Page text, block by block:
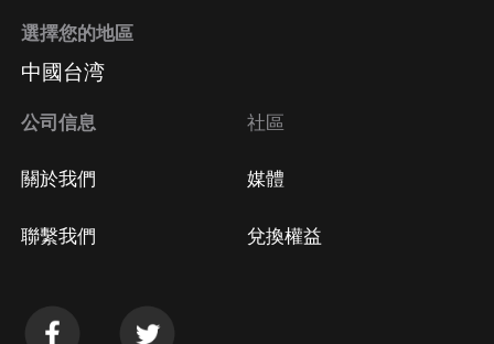
選擇您的地區
中國台湾
公司信息
關於我們
聯繫我們
社區
媒體
兌換權益